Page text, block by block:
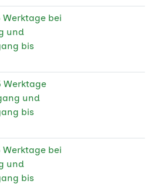
bei
und
bis
Werktage
und
bis
bei
und
bis